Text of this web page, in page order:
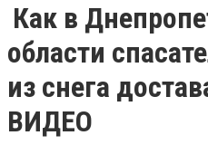
Как в
области
из снега
ВИДЕО